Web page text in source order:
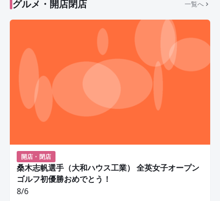
グルメ・開店閉店 一覧へ
開店・閉店
桑木志帆選手（大和ハウス工業） 全英女子オープン
ゴルフ初優勝おめでとう！
8/6